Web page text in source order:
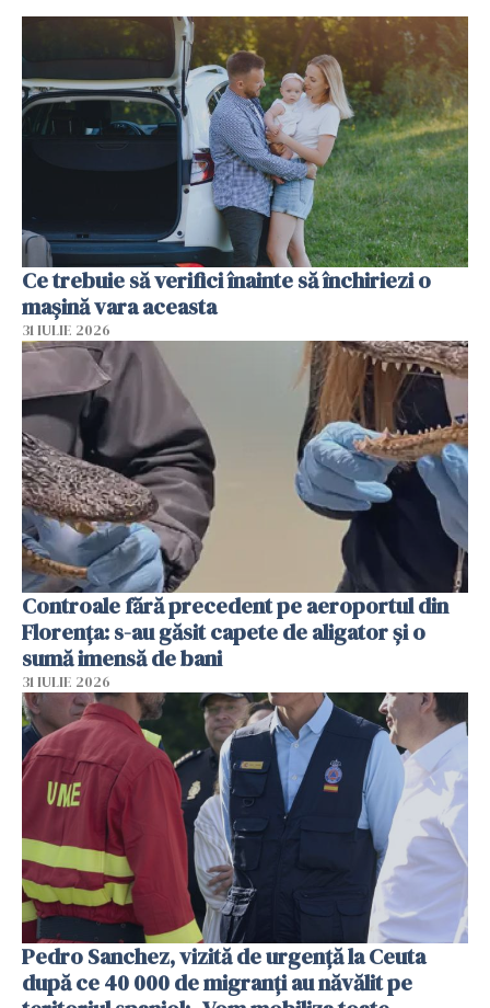
Ce trebuie să verifici înainte să închiriezi o
mașină vara aceasta
31 IULIE 2026
Controale fără precedent pe aeroportul din
Florența: s-au găsit capete de aligator și o
sumă imensă de bani
31 IULIE 2026
Pedro Sanchez, vizită de urgență la Ceuta
după ce 40 000 de migranți au năvălit pe